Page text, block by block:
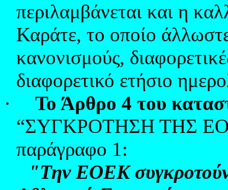
περιλαμβάνεται και η
Καράτε, το οποίο άλλωστε
κανονισμούς,
διαφορετικό ετήσιο
·
Το Άρθρο 4 του
“ΣΥΓΚΡΟΤΗΣΗ ΤΗΣ
παράγραφο 1:
"Την ΕΟΕΚ